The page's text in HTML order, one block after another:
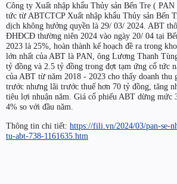
Công ty Xuất nhập khẩu Thủy sản Bến Tre (
tức từ ABTCTCP Xuất nhập khẩu Thủy sản Bến
dịch không hưởng quyền là 29/ 03/ 2024. ABT
ĐHĐCĐ thường niên 2024 vào ngày 20/ 04 tại
2023 là 25%, hoàn thành kế hoạch đề ra trong
lớn nhất của ABT là PAN, ông Lương Thanh
tỷ đồng và 2.5 tỷ đồng trong đợt tạm ứng cổ tức
của ABT từ năm 2018 - 2023 cho thấy doanh thu
trước nhưng lãi trước thuế hơn 70 tỷ đồng, tăng
tiêu lợi nhuận năm. Giá cổ phiếu ABT dừng mức
4% so với đầu năm.
Thông tin chi tiết: https://fili.vn/2024/03/pan-se-
tu-abt-738-1161635.htm